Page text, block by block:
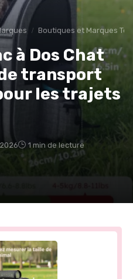
Boutiques et Marques
à Dos Chat
transport
les trajets
1 min de lecture